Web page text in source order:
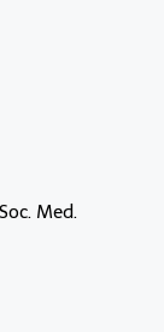
Med.